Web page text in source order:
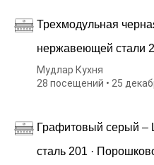
Трехмодульная
нержавеющей стали
покрытием, включая
Мудлар Кухня
28 посещений • 25
Графитовый серый –
сталь 201 ·